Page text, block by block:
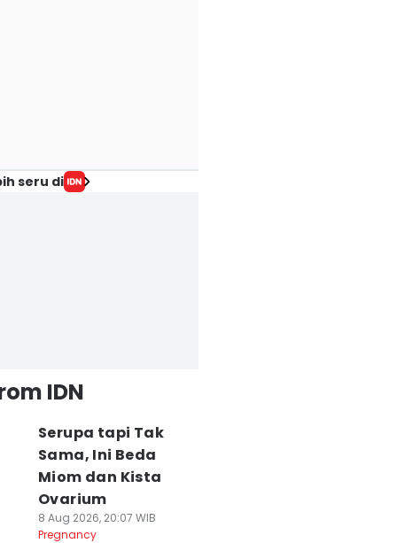
seru di
IDN
Serupa tapi Tak
Sama, Ini Beda
Miom dan Kista
Ovarium
8 Aug 2026, 20:07 WIB
Pregnancy